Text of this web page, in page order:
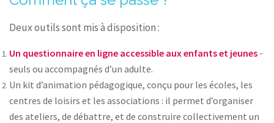
Deux outils sont mis à disposition :
Un questionnaire en ligne accessible aux enfants et jeunes -
seuls ou accompagnés d’un adulte.
Un kit d’animation pédagogique, conçu pour les écoles, les
centres de loisirs et les associations : il permet d’organiser
des ateliers, de débattre, et de construire collectivement un